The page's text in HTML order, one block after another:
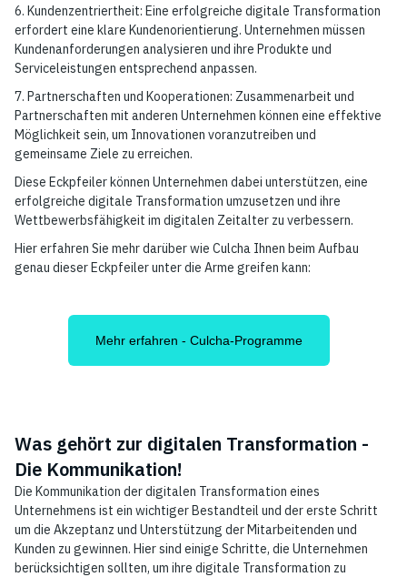
6. Kundenzentriertheit: Eine erfolgreiche digitale Transformation
erfordert eine klare Kundenorientierung. Unternehmen müssen
Kundenanforderungen analysieren und ihre Produkte und
Serviceleistungen entsprechend anpassen.
7. Partnerschaften und Kooperationen: Zusammenarbeit und
Partnerschaften mit anderen Unternehmen können eine effektive
Möglichkeit sein, um Innovationen voranzutreiben und
gemeinsame Ziele zu erreichen.
Diese Eckpfeiler können Unternehmen dabei unterstützen, eine
erfolgreiche digitale Transformation umzusetzen und ihre
Wettbewerbsfähigkeit im digitalen Zeitalter zu verbessern.
Hier erfahren Sie mehr darüber wie Culcha Ihnen beim Aufbau
genau dieser Eckpfeiler unter die Arme greifen kann:
Mehr erfahren - Culcha-Programme
Was gehört zur digitalen Transformation -
Die Kommunikation!
Die Kommunikation der digitalen Transformation eines
Unternehmens ist ein wichtiger Bestandteil und der erste Schritt
um die Akzeptanz und Unterstützung der Mitarbeitenden und
Kunden zu gewinnen. Hier sind einige Schritte, die Unternehmen
berücksichtigen sollten, um ihre digitale Transformation zu